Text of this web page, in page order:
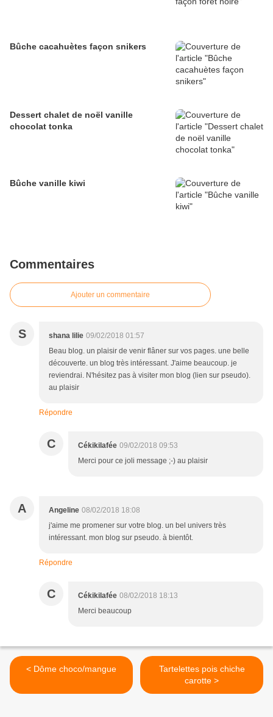
Bûche cacahuètes façon snikers
Dessert chalet de noël vanille
chocolat tonka
Bûche vanille kiwi
Commentaires
Ajouter un commentaire
S shana lilie 09/02/2018 01:57
Beau blog. un plaisir de venir flâner sur vos pages. une belle
découverte. un blog très intéressant. J'aime beaucoup. je
reviendrai. N'hésitez pas à visiter mon blog (lien sur pseudo).
au plaisir
Répondre
C Cékikilafée 09/02/2018 09:53
Merci pour ce joli message ;-) au plaisir
A Angeline 08/02/2018 18:08
j'aime me promener sur votre blog. un bel univers très
intéressant. mon blog sur pseudo. à bientôt.
Répondre
C Cékikilafée 08/02/2018 18:13
Merci beaucoup
< Dôme choco/mangue
Tartelettes pois chiche
carotte >